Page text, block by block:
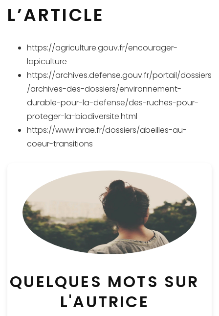
L’ARTICLE
https://agriculture.gouv.fr/encourager-
lapiculture
https://archives.defense.gouv.fr/portail/dossiers
/archives-des-dossiers/environnement-
durable-pour-la-defense/des-ruches-pour-
proteger-la-biodiversite.html
https://www.inrae.fr/dossiers/abeilles-au-
coeur-transitions
QUELQUES MOTS SUR
L'AUTRICE